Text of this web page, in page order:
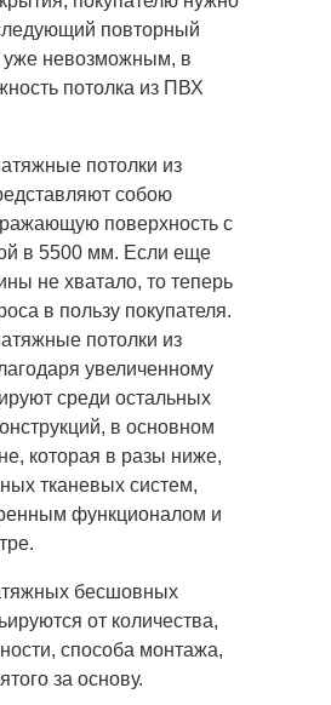
повторный
уже невозможным, в
потолка из ПВХ
потолки из
собою
поверхность с
в 5500 мм. Если еще
не хватало, то теперь
в пользу покупателя.
потолки из
увеличенному
среди остальных
в основном
которая в разы ниже,
тканевых систем,
функционалом и
бесшовных
от количества,
способа монтажа,
за основу.